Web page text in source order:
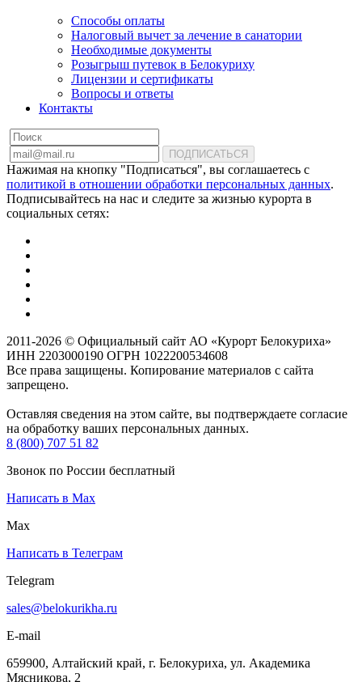
Способы оплаты
Налоговый вычет за лечение в санатории
Необходимые документы
Розыгрыш путевок в Белокуриху
Лицензии и сертификаты
Вопросы и ответы
Контакты
ПОДПИСАТЬСЯ
Нажимая на кнопку "Подписаться", вы соглашаетесь с
политикой в отношении обработки персональных данных.
Подписывайтесь на нас и следите за жизнью курорта в
социальных сетях:
2011-2026 © Официальный сайт АО «Курорт Белокуриха»
ИНН 2203000190 ОГРН 1022200534608
Все права защищены. Копирование материалов с сайта
запрещено.
Оставляя сведения на этом сайте, вы подтверждаете согласие
на обработку ваших персональных данных.
8 (800) 707 51 82
Звонок по России бесплатный
Написать в Max
Max
Написать в Телеграм
Telegram
sales@belokurikha.ru
E-mail
659900, Алтайский край, г. Белокуриха, ул. Академика
Мясникова, 2